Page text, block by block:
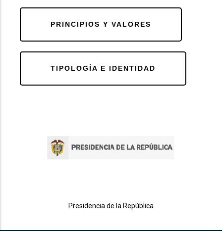
PRINCIPIOS Y VALORES
TIPOLOGÍA E IDENTIDAD
Presidencia de la República